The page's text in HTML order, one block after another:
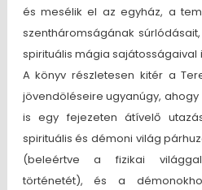
és mesélik el az egyház, a
szentháromságának
spirituális mágia sajátosságaival
A könyv részletesen kitér a
jövendöléseire ugyanúgy, ahogy
is egy fejezeten átívelő
spirituális és démoni világ
(beleértve a fizikai
történetét), és a